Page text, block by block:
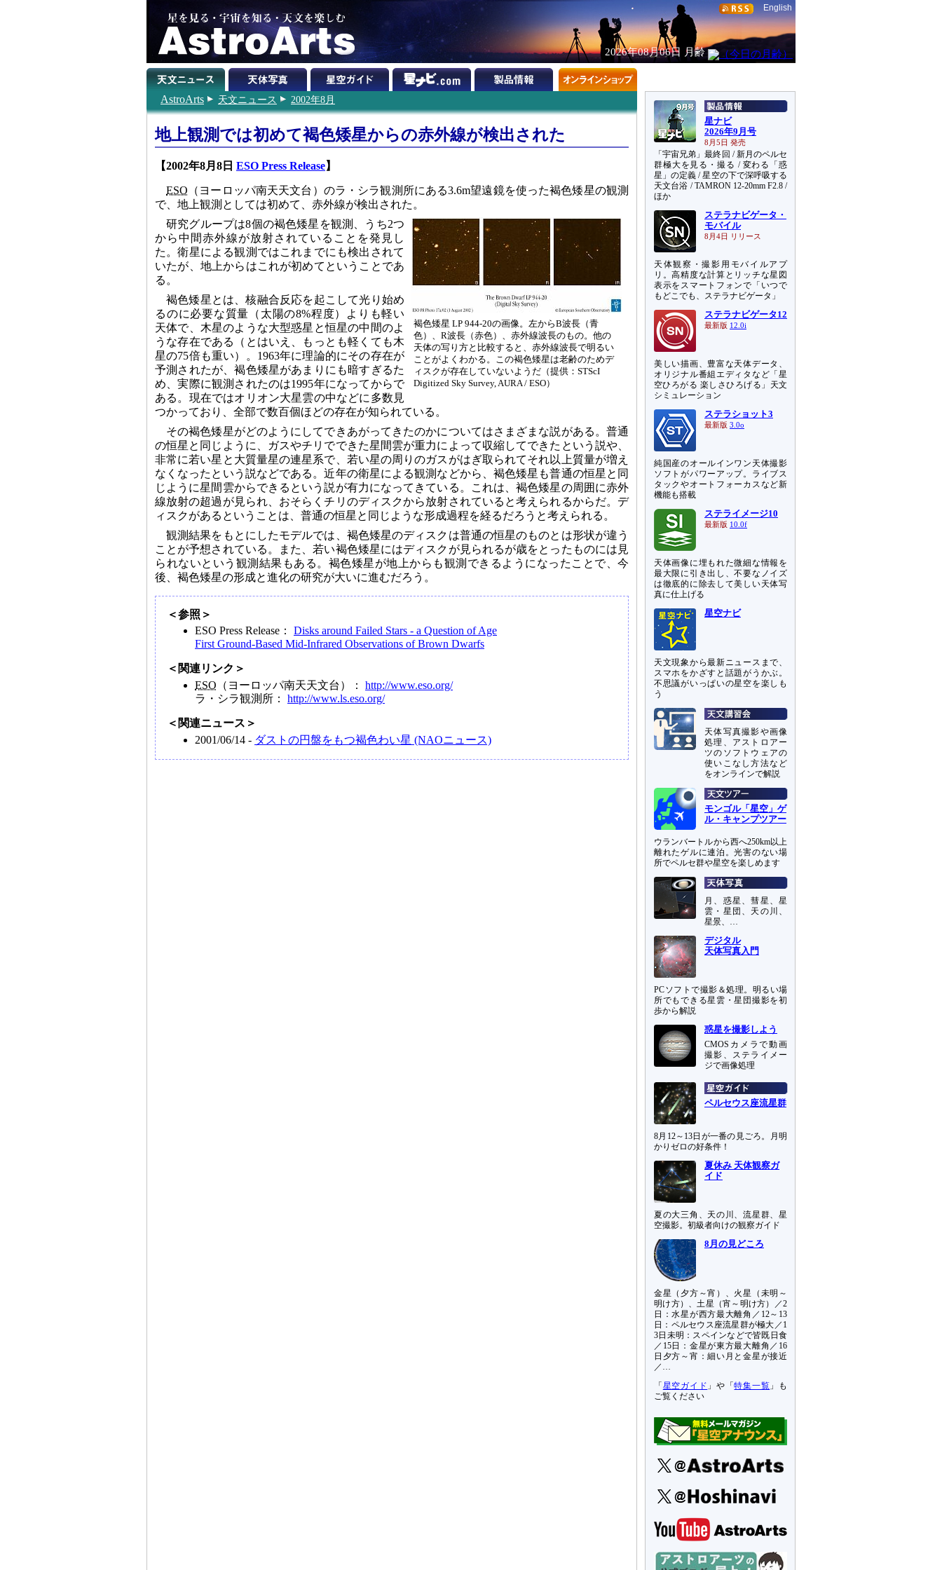
English
2026年08月06日 月齢
AstroArts 天文ニュース 2002年8月
地上観測では初めて褐色矮星からの赤外線が検出された
【2002年8月8日 ESO Press Release】
ESO （ヨーロッパ南天天文台）のラ・シラ観測所にある3.6m望遠鏡を使った褐色矮星の観測
で、地上観測としては初めて、赤外線が検出された。
褐色矮星 LP 944-20の画像。左からB波長（青
色）、R波長（赤色）、赤外線波長のもの。他の
天体の写り方と比較すると、赤外線波長で明るい
ことがよくわかる。この褐色矮星は老齢のためデ
ィスクが存在していないようだ（提供：STScI
Digitized Sky Survey, AURA / ESO）
研究グループは8個の褐色矮星を観測、うち2つ
から中間赤外線が放射されていることを発見し
た。衛星による観測ではこれまでにも検出されて
いたが、地上からはこれが初めてということであ
る。
褐色矮星とは、核融合反応を起こして光り始め
るのに必要な質量（太陽の8%程度）よりも軽い
天体で、木星のような大型惑星と恒星の中間のよ
うな存在である（とはいえ、もっとも軽くても木
星の75倍も重い）。1963年に理論的にその存在が
予測されたが、褐色矮星があまりにも暗すぎるた
め、実際に観測されたのは1995年になってからで
ある。現在ではオリオン大星雲の中などに多数見
つかっており、全部で数百個ほどの存在が知られている。
その褐色矮星がどのようにしてできあがってきたのかについてはさまざまな説がある。普通
の恒星と同じように、ガスやチリでできた星間雲が重力によって収縮してできたという説や、
非常に若い星と大質量星の連星系で、若い星の周りのガスがはぎ取られてそれ以上質量が増え
なくなったという説などである。近年の衛星による観測などから、褐色矮星も普通の恒星と同
じように星間雲からできるという説が有力になってきている。これは、褐色矮星の周囲に赤外
線放射の超過が見られ、おそらくチリのディスクから放射されていると考えられるからだ。デ
ィスクがあるということは、普通の恒星と同じような形成過程を経るだろうと考えられる。
観測結果をもとにしたモデルでは、褐色矮星のディスクは普通の恒星のものとは形状が違う
ことが予想されている。また、若い褐色矮星にはディスクが見られるが歳をとったものには見
られないという観測結果もある。褐色矮星が地上からも観測できるようになったことで、今
後、褐色矮星の形成と進化の研究が大いに進むだろう。
＜参照＞
ESO Press Release： Disks around Failed Stars - a Question of Age
First Ground-Based Mid-Infrared Observations of Brown Dwarfs
＜関連リンク＞
ESO （ヨーロッパ南天天文台）： http://www.eso.org/
ラ・シラ観測所： http://www.ls.eso.org/
＜関連ニュース＞
2001/06/14 - ダストの円盤をもつ褐色わい星 (NAOニュース)
星ナビ
2026年9月号
8月5日 発売
「宇宙兄弟」最終回 / 新月のペルセ
群極大を見る・撮る / 変わる「惑
星」の定義 / 星空の下で深呼吸する
天文台浴 / TAMRON 12-20mm F2.8 /
ほか
ステラナビゲータ・
モバイル
8月4日 リリース
天体観察・撮影用モバイルアプ
リ。高精度な計算とリッチな星図
表示をスマートフォンで「いつで
もどこでも、ステラナビゲータ」
ステラナビゲータ12
最新版 12.0i
美しい描画、豊富な天体データ、
オリジナル番組エディタなど「星
空ひろがる 楽しさひろげる」天文
シミュレーション
ステラショット3
最新版 3.0o
純国産のオールインワン天体撮影
ソフトがパワーアップ。ライブス
タックやオートフォーカスなど新
機能も搭載
ステライメージ10
最新版 10.0f
天体画像に埋もれた微細な情報を
最大限に引き出し、不要なノイズ
は徹底的に除去して美しい天体写
真に仕上げる
星空ナビ
天文現象から最新ニュースまで、
スマホをかざすと話題がうかぶ。
不思議がいっぱいの星空を楽しも
う
天体写真撮影や画像
処理、アストロアー
ツのソフトウェアの
使いこなし方法など
をオンラインで解説
モンゴル「星空」ゲ
ル・キャンプツアー
ウランバートルから西へ250km以上
離れたゲルに連泊。光害のない場
所でペルセ群や星空を楽しめます
月、惑星、彗星、星
雲・星団、天の川、
星景、…
デジタル
天体写真入門
PCソフトで撮影＆処理。明るい場
所でもできる星雲・星団撮影を初
歩から解説
惑星を撮影しよう
CMOSカメラで動画
撮影、ステライメー
ジで画像処理
ペルセウス座流星群
8月12～13日が一番の見ごろ。月明
かりゼロの好条件！
夏休み 天体観察ガ
イド
夏の大三角、天の川、流星群、星
空撮影。初級者向けの観察ガイド
8月の見どころ
金星（夕方～宵）、火星（未明～
明け方）、土星（宵～明け方）／2
日：水星が西方最大離角／12～13
日：ペルセウス座流星群が極大／1
3日未明：スペインなどで皆既日食
／15日：金星が東方最大離角／16
日夕方～宵：細い月と金星が接近
／…
「 星空ガイド 」や「特集一覧 」も
ご覧ください